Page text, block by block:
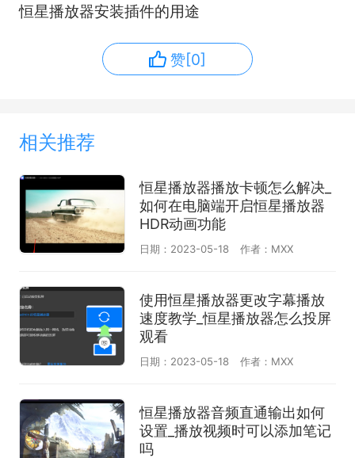
恒星播放器安装插件的用途
赞[0]
相关推荐
恒星播放器播放卡顿怎么解决_
如何在电脑端开启恒星播放器
HDR动画功能
日期：2023-05-18 作者：MXX
使用恒星播放器更改字幕播放
速度教学_恒星播放器怎么投屏
观看
日期：2023-05-18 作者：MXX
恒星播放器音频直通输出如何
设置_播放视频时可以添加笔记
吗